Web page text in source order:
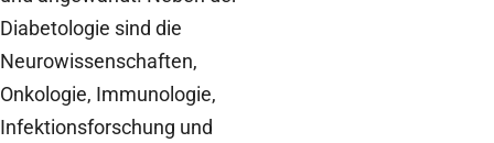
Diabetologie sind die
Neurowissenschaften,
Onkologie, Immunologie,
Infektionsforschung und